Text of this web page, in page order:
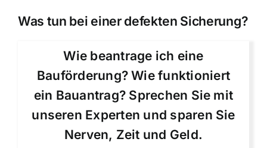
Was tun bei einer defekten Sicherung?
Wie beantrage ich eine
Bauförderung? Wie funktioniert
ein Bauantrag? Sprechen Sie mit
unseren Experten und sparen Sie
Nerven, Zeit und Geld.